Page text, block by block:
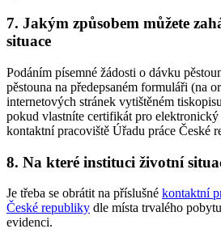
7. Jakým způsobem můžete
situace
Podáním písemné žádosti o dávku
pěstouna na předepsaném formuláři (na
internetových stránek vytištěném
pokud vlastníte certifikát pro elektronický
kontaktní pracoviště Úřadu práce České
8. Na které instituci životní
Je třeba se obrátit na příslušné kontaktní
České republiky dle místa trvalého
evidenci.